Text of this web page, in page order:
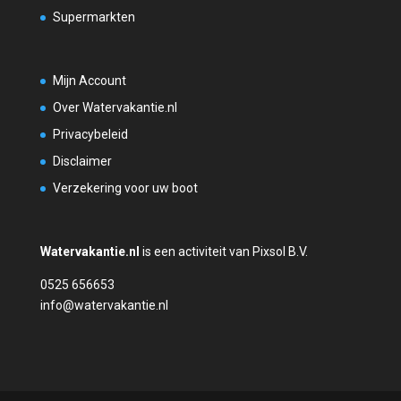
Supermarkten
Mijn Account
Over Watervakantie.nl
Privacybeleid
Disclaimer
Verzekering voor uw boot
Watervakantie.nl is een activiteit van Pixsol B.V.
0525 656653
info@watervakantie.nl